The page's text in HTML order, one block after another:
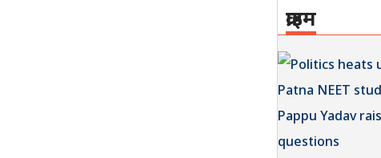
क्राइम